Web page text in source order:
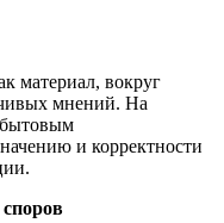
материал, вокруг
мнений. На
бытовым
и корректности